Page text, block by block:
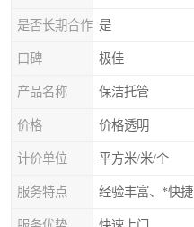
是否长期合作 是
口碑 极佳
产品名称 保洁托管
价格 价格透明
计价单位 平方米/米/个
服务特点 经验丰富、*快捷